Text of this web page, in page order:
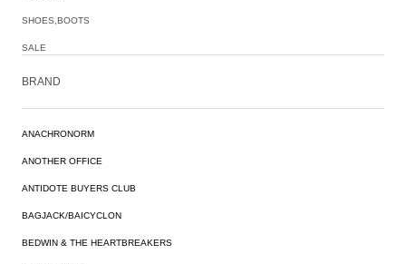
SHOES,BOOTS
SALE
BRAND
ANACHRONORM
ANOTHER OFFICE
ANTIDOTE BUYERS CLUB
BAGJACK/BAICYCLON
BEDWIN & THE HEARTBREAKERS